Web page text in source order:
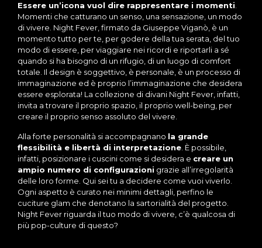
Essere un’icona vuol dire rappresentare i momenti.
Momenti che catturano un senso, una sensazione, un modo
di vivere. Night Fever, firmato da Giuseppe Viganò, è un
momento tutto per te, per godere della tua serata, del tuo
modo di essere, per viaggiare nei ricordi e riportarli a sé
quando si ha bisogno di un rifugio, di un luogo di comfort
totale. Il design è soggettivo, è personale, è un processo di
immaginazione ed è proprio l’immaginazione che desidera
essere esplorata! La collezione di divani Night Fever, infatti,
invita a trovare il proprio spazio, il proprio well-being, per
creare il proprio senso assoluto del vivere.
Alla forte personalità si accompagnano la grande
flessibilità e libertà di interpretazione . È possibile,
infatti, posizionare i cuscini come si desidera e creare un
ampio numero di configurazioni grazie all’irregolarità
delle loro forme. Qui sei tu a decidere come vuoi viverlo.
Ogni aspetto è curato nei minimi dettagli, perfino le
cuciture glam che denotano la sartorialità del progetto.
Night Fever riguarda il tuo modo di vivere, c’è qualcosa di
più pop-culture di questo?